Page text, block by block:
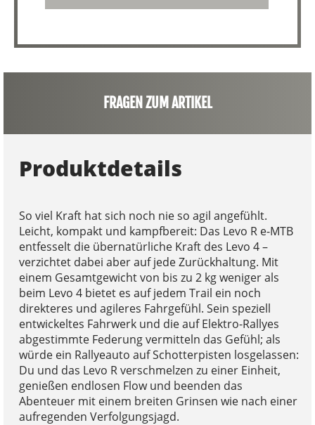
FRAGEN ZUM ARTIKEL
Produktdetails
So viel Kraft hat sich noch nie so agil angefühlt.
Leicht, kompakt und kampfbereit: Das Levo R e-MTB
entfesselt die übernatürliche Kraft des Levo 4 –
verzichtet dabei aber auf jede Zurückhaltung. Mit
einem Gesamtgewicht von bis zu 2 kg weniger als
beim Levo 4 bietet es auf jedem Trail ein noch
direkteres und agileres Fahrgefühl. Sein speziell
entwickeltes Fahrwerk und die auf Elektro-Rallyes
abgestimmte Federung vermitteln das Gefühl; als
würde ein Rallyeauto auf Schotterpisten losgelassen:
Du und das Levo R verschmelzen zu einer Einheit,
genießen endlosen Flow und beenden das
Abenteuer mit einem breiten Grinsen wie nach einer
aufregenden Verfolgungsjagd.